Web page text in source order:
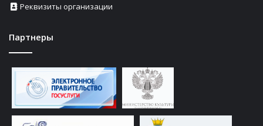
Реквизиты организации
Партнеры